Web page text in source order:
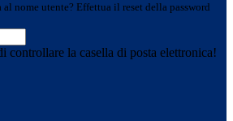
nome utente? Effettua il reset della password
controllare la casella di posta elettronica!